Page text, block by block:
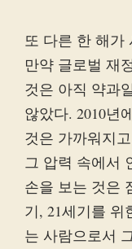
또 다른 한 해가
만약 글로벌 재
것은 아직 약과
않았다. 2010년
것은 가까워지
그 압력 속에서
손을 보는 것은
기, 21세기를 위
는 사람으로서